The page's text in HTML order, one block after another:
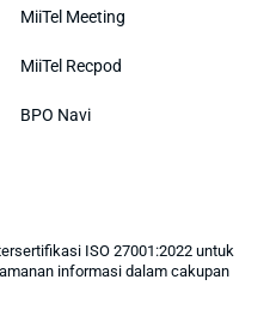
MiiTel Meeting
MiiTel Recpod
BPO Navi
ISO 27001:2022 untuk
informasi dalam cakupan